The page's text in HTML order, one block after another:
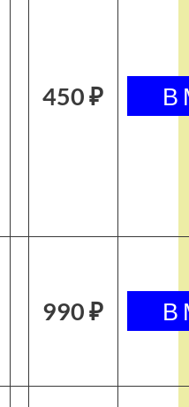
450 ₽
990 ₽